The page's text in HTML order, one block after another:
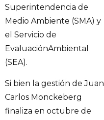
Superintendencia de
Medio Ambiente (SMA) y
el Servicio de
EvaluaciónAmbiental
(SEA).
Si bien la gestión de Juan
Carlos Monckeberg
finaliza en octubre de